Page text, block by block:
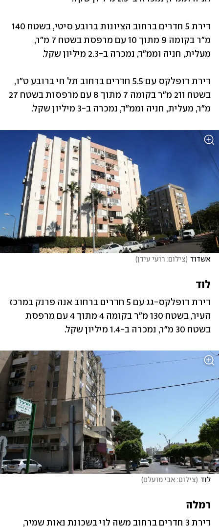
‏מעלית, חניה וממ"ד, נמכרה ב-2.3 מיליון שקל.‏
מ"ר, מעלית, חניה וממ"ד, נמכרה ב-3 מיליון שקל.‏
אשדוד (צילום: רועי עידן)
לוד
בשטח 30 מ"ר, נמכרה ב-1.4 מיליון שקל.‏
לוד (צילום: אבי מועלם )
רמלה